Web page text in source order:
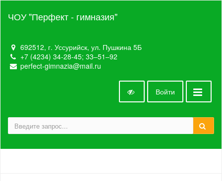
ЧОУ "Перфект - гимназия"
692512, г. Уссурийск, ул. Пушкина 5Б
+7 (4234) 34-28-45; 33‒51‒92
perfect-gimnazia@mail.ru
Войти